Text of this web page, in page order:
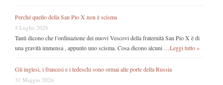
Perché quello della San Pio X non è scisma
5 Luglio 2026
Tanti dicono che l’ordinazione dei nuovi Vescovi della fraternità San Pio X è di
una gravità immensa , appunto uno scisma. Cosa dicono alcuni … Leggi tutto »
Gli inglesi, i francesi e i tedeschi sono ormai alle porte della Russia
31 Maggio 2026